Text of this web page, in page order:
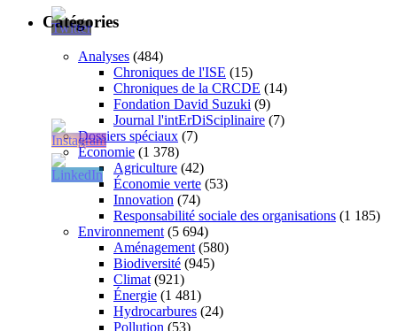
Catégories
Analyses (484)
Chroniques de l'ISE (15)
Chroniques de la CRCDE (14)
Fondation David Suzuki (9)
Journal l'intErDiSciplinaire (7)
Dossiers spéciaux (7)
Économie (1 378)
Agriculture (42)
Économie verte (53)
Innovation (74)
Responsabilité sociale des organisations (1 185)
Environnement (5 694)
Aménagement (580)
Biodiversité (945)
Climat (921)
Énergie (1 481)
Hydrocarbures (24)
Pollution (53)